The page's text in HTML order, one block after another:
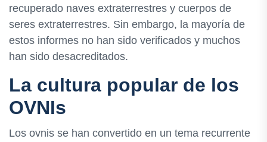
recuperado naves extraterrestres y cuerpos de
seres extraterrestres. Sin embargo, la mayoría de
estos informes no han sido verificados y muchos
han sido desacreditados.
La cultura popular de los
OVNIs
Los ovnis se han convertido en un tema recurrente